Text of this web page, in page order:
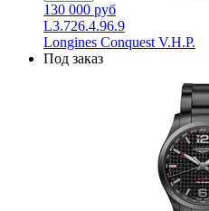
130 000 руб
L3.726.4.96.9
Longines Conquest V.H.P.
Под заказ